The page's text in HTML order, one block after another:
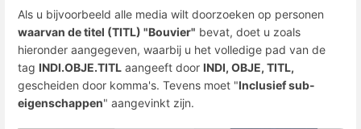
Als u bijvoorbeeld alle media wilt doorzoeken op personen
waarvan de titel (TITL) "Bouvier" bevat, doet u zoals
hieronder aangegeven, waarbij u het volledige pad van de
tag INDI.OBJE.TITL aangeeft door INDI, OBJE, TITL,
gescheiden door komma's. Tevens moet "Inclusief sub-
eigenschappen" aangevinkt zijn.